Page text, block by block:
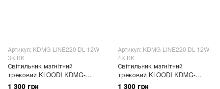
Артикул: KDMG-LINE220 DL 12W
3K BK
Світильник магнітний
трековий KLOODI KDMG-
LINE220 DL 12W 3K BK
1 300 грн
Артикул: KDMG-LINE220 DL 12W
4K BK
Світильник магнітний
трековий KLOODI KDMG-
LINE220 DL 12W 4K BK
1 300 грн